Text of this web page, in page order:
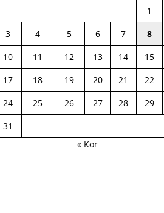
1
3
4 5 6 7 8
10
11 12 13 14 15
17
18 19 20 21 22
24
25 26 27 28 29
31
« Kor